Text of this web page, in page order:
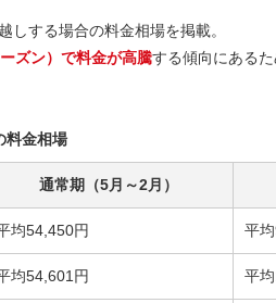
しする場合の料金相場を掲載。
ズン）で料金が高騰する傾向にある
料金相場
通常期（5月～2月）
均54,450円 平
均54,601円 平